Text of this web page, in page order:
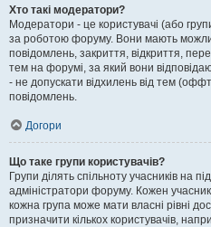
Хто такі модератори?
Модератори - це користувачі (або
за роботою форуму. Вони мають
повідомлень, закриття, відкриття,
тем на форумі, за який вони
- не допускати відхилень від тем
повідомлень.
Догори
Що таке групи користувачів?
Групи ділять спільноту учасників на
адміністратори форуму. Кожен
кожна група може мати власні рівні
призначити кількох користувачів,